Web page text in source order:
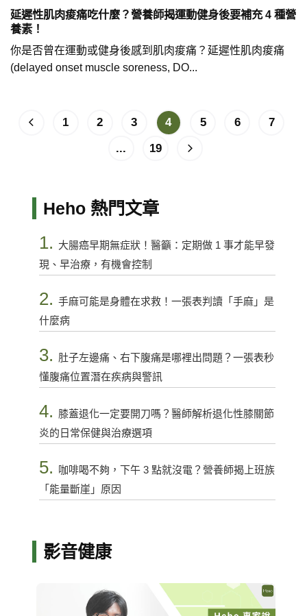
延遲性肌肉痠痛吃什麼？營養師揭運動健身後要補充 4 種營
養素！
你是否曾在運動或健身後感到肌肉痠痛？延遲性肌肉痠痛
(delayed onset muscle soreness, DO...
1 2 3 4 5 6
7
...
19
Heho 熱門文章
1. 大腸癌早期無症狀！醫籲：定期做 1 事才能早發
現、早治療，有機會控制
2. 手麻可能是身體在求救！一張表判讀「手麻」是
什麼病
3. 肚子左邊痛、右下腹痛是哪裡出問題？一張表秒
懂腹痛位置潛在疾病與警訊
4. 膝蓋退化一定要開刀嗎？醫師解析退化性膝關節
炎的日常保健與治療選項
5.
咖啡喝不夠，下午 3 點就沒電？營養師揭上班族
「能量斷崖」原因
影音健康